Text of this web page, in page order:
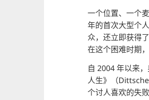
一个位置、一个
年的首次大型个
众，还立即获得
在这个困难时期
自 2004 年以来
人生》（
个讨人喜欢的失